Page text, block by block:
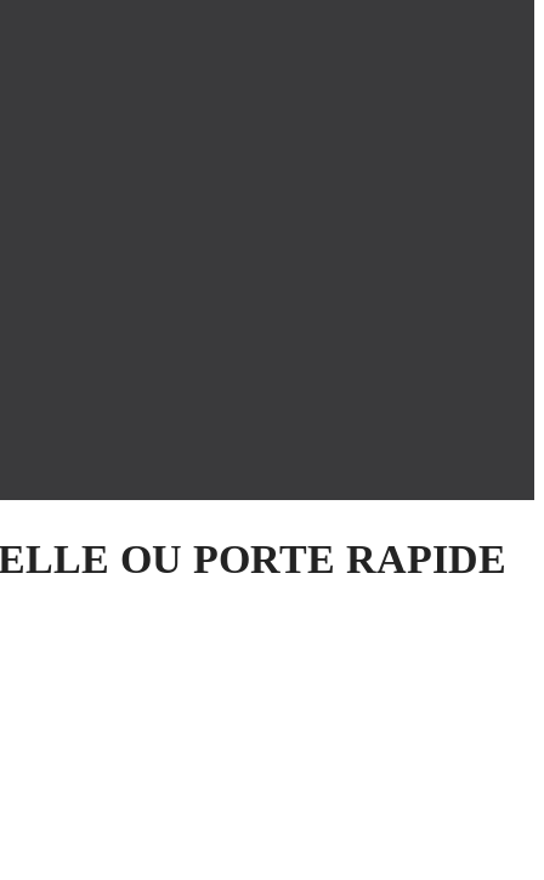
OU PORTE RAPIDE